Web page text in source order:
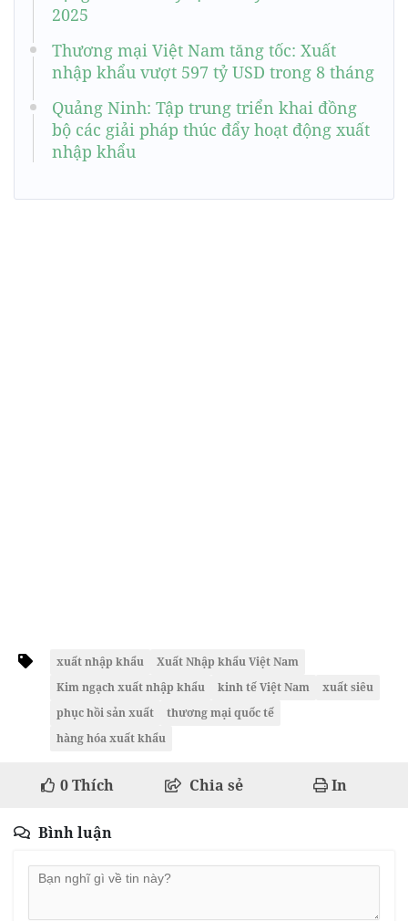
2025
Thương mại Việt Nam tăng tốc: Xuất
nhập khẩu vượt 597 tỷ USD trong 8 tháng
Quảng Ninh: Tập trung triển khai đồng
bộ các giải pháp thúc đẩy hoạt động xuất
nhập khẩu
xuất nhập khẩu
Xuất Nhập khẩu Việt Nam
Kim ngạch xuất nhập khẩu
kinh tế Việt Nam
xuất siêu
phục hồi sản xuất
thương mại quốc tế
hàng hóa xuất khẩu
0Thích Chia sẻ In
Bình luận